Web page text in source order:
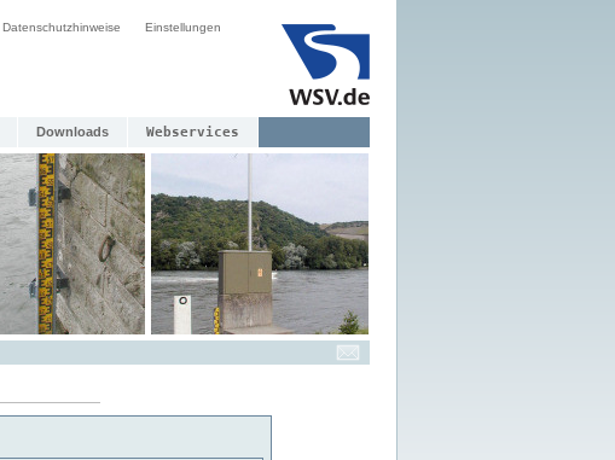
Datenschutzhinweise Einstellungen
Downloads Webservices